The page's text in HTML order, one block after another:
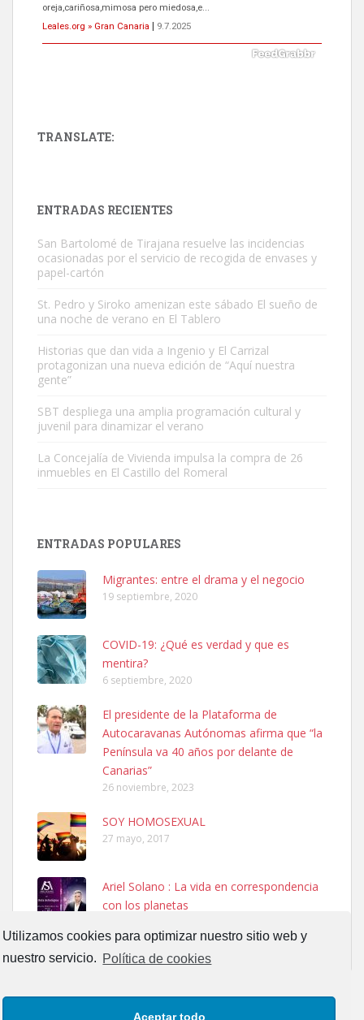
Utilizamos cookies para optimizar nuestro sitio web y
nuestro servicio. Política de cookies
Aceptar todo
oreja,cariñosa,mimosa pero miedosa,e...
Leales.org » Gran Canaria
9.7.2025
Leales.org » Gran Canaria | 9.7.2025
Gato manso encontrado
Este gato macho ha aparecido en la calle hace menos de un mes,
es muy manso y extremadamente cari...
hembra, 4 años. Por motivos personales ...
Leales.org » Gran Canaria
SHIBA PERDIDO AVDA JOSE MESA Y LOPEZ
PERRO MACHO RAZA SHIBA CON MICROCHIP PERDIDO HOY
06/07/2025 ZONA MESA Y LOPEZ. ES MUY ASUSTADIZO
Leales.org » Gran Canaria
Ninfa perdida
calle, se perdió por la zon...
Leales.org » Gran Canaria | 6.7.2025
TRANSLATE:
ENTRADAS RECIENTES
San Bartolomé de Tirajana resuelve las incidencias
ocasionadas por el servicio de recogida de envases y
papel-cartón
St. Pedro y Siroko amenizan este sábado El sueño de
una noche de verano en El Tablero
Historias que dan vida a Ingenio y El Carrizal
protagonizan una nueva edición de “Aquí nuestra
gente”
SBT despliega una amplia programación cultural y
juvenil para dinamizar el verano
La Concejalía de Vivienda impulsa la compra de 26
inmuebles en El Castillo del Romeral
ENTRADAS POPULARES
Migrantes: entre el drama y el negocio
19 septiembre, 2020
COVID-19: ¿Qué es verdad y que es
mentira?
6 septiembre, 2020
El presidente de la Plataforma de
Autocaravanas Autónomas afirma que “la
Península va 40 años por delante de
Canarias”
26 noviembre, 2023
SOY HOMOSEXUAL
27 mayo, 2017
Ariel Solano : La vida en correspondencia
con los planetas